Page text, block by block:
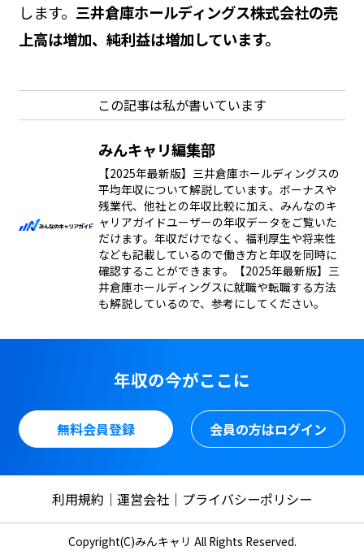
します。 三井倉庫ホールディングス株式会社の売
上高は増加、純利益は増加しています。
この記事は私が書いています
みんキャリ編集部
【2025年最新版】三井倉庫ホールディングスの
平均年収について解説しています。ボーナスや
残業代、他社との年収比較に加え、みんなのキ
ャリアガイドユーザーの年収データをご覧いた
だけます。年収だけでなく、福利厚生や将来性
なども記載しているので働き方と年収を同時に
確認することができます。【2025年最新版】三
井倉庫ホールディングスに就職や転職する方法
も解説しているので、参考にしてください。
年収の今がここに
無料会員登録 会員の方はログイン
利用規約 運営会社 プライバシーポリシー
Copyright(C)みんキャリ All Rights Reserved.